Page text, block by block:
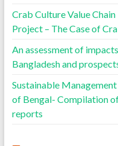
Crab Culture Value
Project – The Case of
An assessment of
Bangladesh and
Sustainable
of Bengal- Compilation
reports